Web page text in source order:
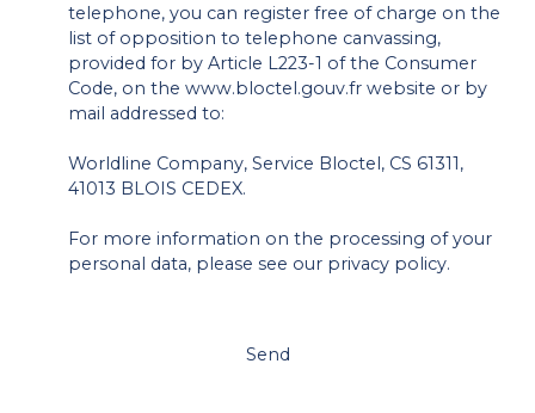
telephone, you can register free of charge on the
list of opposition to telephone canvassing,
provided for by Article L223-1 of the Consumer
Code, on the www.bloctel.gouv.fr website or by
mail addressed to:
Worldline Company, Service Bloctel, CS 61311,
41013 BLOIS CEDEX.
For more information on the processing of your
personal data, please see our privacy policy.
Send